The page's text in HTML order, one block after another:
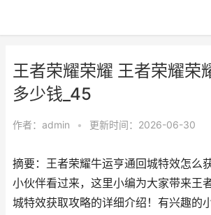
王者荣耀荣耀 王者荣耀荣
多少钱_45
作者： admin • 更新时间：2026-06-30
摘要：王者荣耀牛运亨通回城特效怎么
小伙伴看过来，这里小编为大家带来王
城特效获取攻略的详细介绍！有兴趣的